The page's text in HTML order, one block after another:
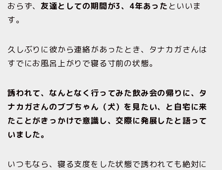
おらず、友達としての期間が3、4年あったといいま
す。
久しぶりに彼から連絡があったとき、タナカガさんは
すでにお風呂上がりで寝る寸前の状態。
誘われて、なんとなく行ってみた飲み会の帰りに、タ
ナカガさんのブブちゃん（犬）を見たい、と自宅に来
たことがきっかけで意識し、交際に発展したと語って
いました。
いつもなら、寝る支度をした状態で誘われても絶対に